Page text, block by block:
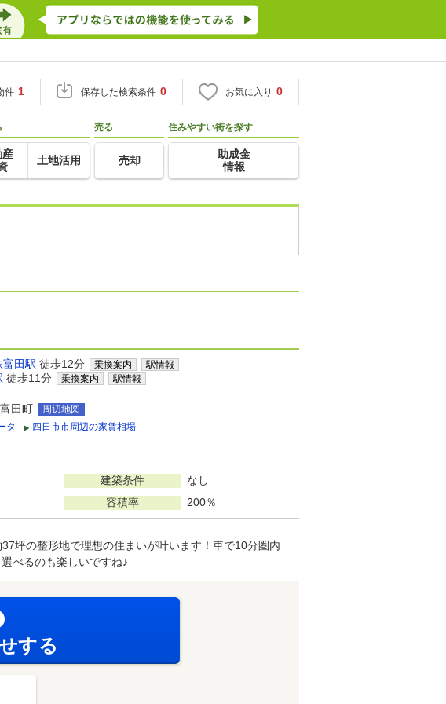
件 1 保存した検索条件 0 お気に入り 0
産
土地活用
売る
売却
住みやすい街を探す
助成金
情報
富田駅 徒歩12分 乗換案内 駅情報
徒歩11分 乗換案内 駅情報
田町
周辺地図
タ
四日市市周辺の家賃相場
建築条件
なし
容積率 200％
坪の整形地で理想の住まいが叶います！車で10分圏内
べるのも楽しいですね♪
する